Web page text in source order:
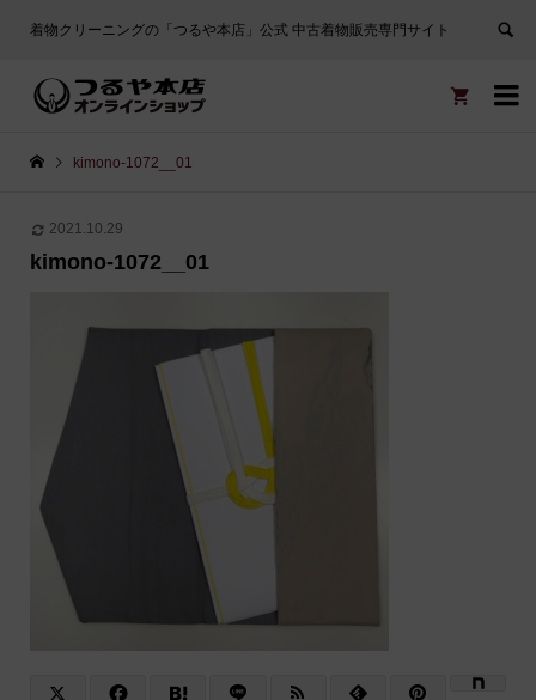
着物クリーニングの「つるや本店」公式 中古着物販売専門サイト


kimono-1072__01
2021.10.29
kimono-1072__01